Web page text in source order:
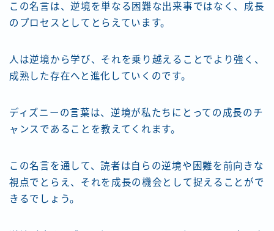
この名言は、逆境を単なる困難な出来事ではなく、成長
のプロセスとしてとらえています。
人は逆境から学び、それを乗り越えることでより強く、
成熟した存在へと進化していくのです。
ディズニーの言葉は、逆境が私たちにとっての成長のチ
ャンスであることを教えてくれます。
この名言を通して、読者は自らの逆境や困難を前向きな
視点でとらえ、それを成長の機会として捉えることがで
きるでしょう。